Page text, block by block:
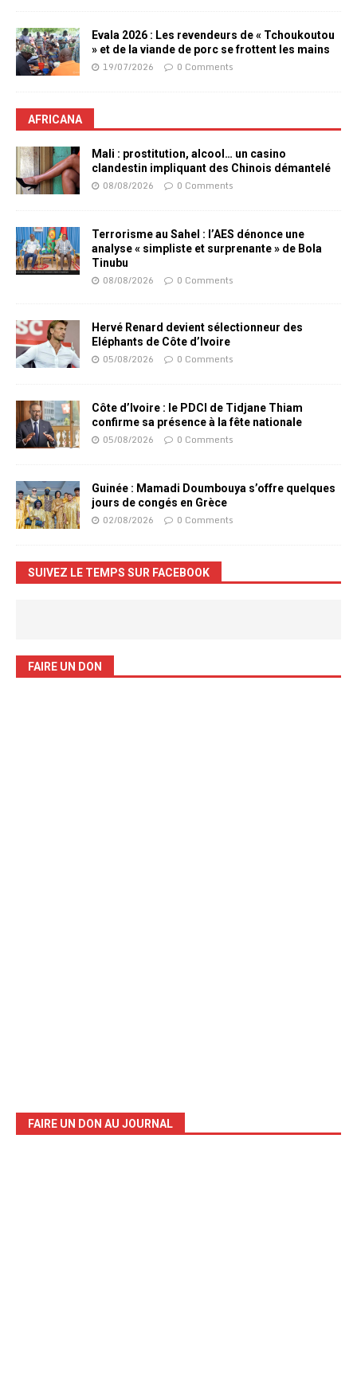
Evala 2026 : Les revendeurs de « Tchoukoutou
» et de la viande de porc se frottent les mains
19/07/2026 0 Comments
AFRICANA
Mali : prostitution, alcool… un casino
clandestin impliquant des Chinois démantelé
08/08/2026 0 Comments
Terrorisme au Sahel : l’AES dénonce une
analyse « simpliste et surprenante » de Bola
Tinubu
08/08/2026 0 Comments
Hervé Renard devient sélectionneur des
Eléphants de Côte d’Ivoire
05/08/2026 0 Comments
Côte d’Ivoire : le PDCI de Tidjane Thiam
confirme sa présence à la fête nationale
05/08/2026 0 Comments
Guinée : Mamadi Doumbouya s’offre quelques
jours de congés en Grèce
02/08/2026 0 Comments
SUIVEZ LE TEMPS SUR FACEBOOK
FAIRE UN DON
FAIRE UN DON AU JOURNAL